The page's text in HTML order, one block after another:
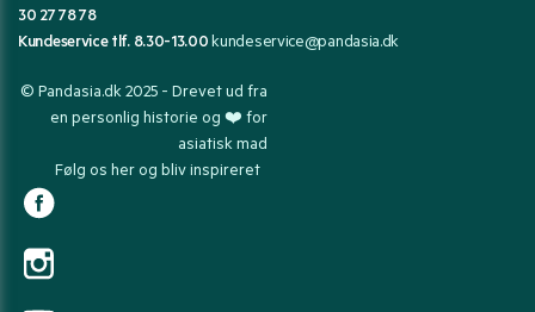
30 27 78 78
Kundeservice tlf. 8.30-13.00kundeservice@pandasia.dk
© Pandasia.dk 2025 - Drevet ud fra
en personlig historie og ❤️ for
asiatisk mad
Følg os her og bliv inspireret